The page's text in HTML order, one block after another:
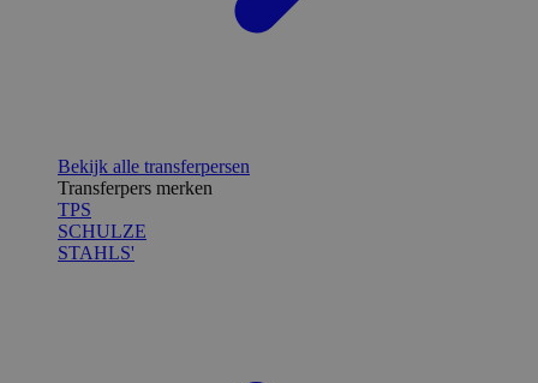
Bekijk alle transferpersen
Transferpers merken
TPS
SCHULZE
STAHLS'